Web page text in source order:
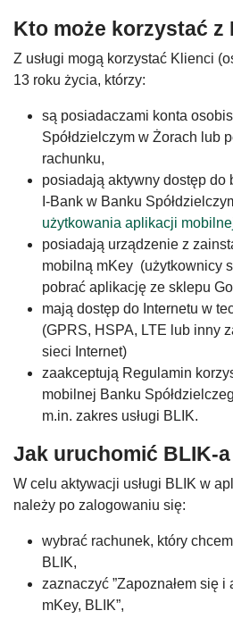
Kto może korzystać z
Z usługi mogą korzystać Klienci
13 roku życia, którzy:
są posiadaczami konta
Spółdzielczym w Żorach lub
rachunku,
posiadają aktywny dostęp do
I-Bank w Banku
użytkowania aplikacji
posiadają urządzenie z
mobilną mKey (użytkownicy
pobrać aplikację ze sklepu
mają dostęp do Internetu w
(GPRS, HSPA, LTE lub inny
sieci Internet)
zaakceptują Regulamin
mobilnej Banku
m.in. zakres usługi BLIK.
Jak uruchomić BLIK-a
W celu aktywacji usługi BLIK w
należy po zalogowaniu się:
wybrać rachunek, który
BLIK,
zaznaczyć ”Zapoznałem się
mKey, BLIK”,